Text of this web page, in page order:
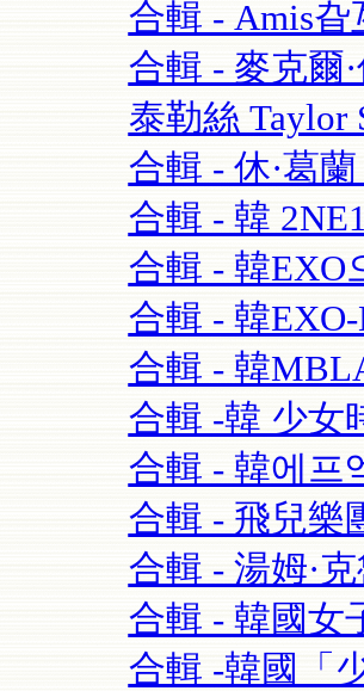
合輯 - Amis旮
合輯 - 麥克爾
泰勒絲 Taylor
合輯 - 休·葛
合輯 - 韓
合輯 - 韓EXO
合輯 - 韓EXO-
合輯 - 韓
合輯 -韓 少女
合輯 - 韓에프
合輯 - 飛兒樂
合輯 - 湯姆·
合輯 - 韓國女
合輯 -韓國「